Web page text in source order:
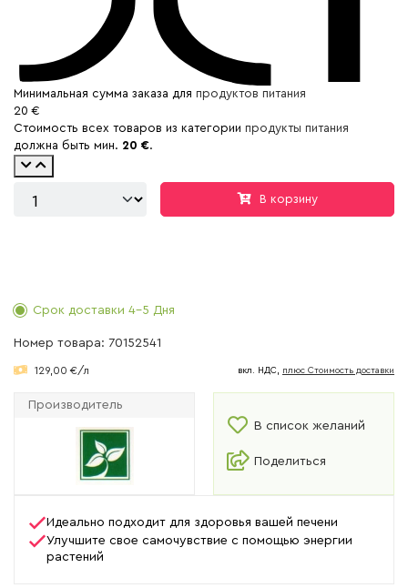
Минимальная сумма заказа для продуктов питания
20 €
Стоимость всех товаров из категории продукты питания
должна быть мин. 20 €.
В корзину
Срок доставки 4-5 Дня
Номер товара: 70152541
129,00 €/л вкл. НДС, плюс Cтоимость доставки
Производитель
В список желаний
Поделиться
Идеально подходит для здоровья вашей печени
Улучшите свое самочувствие с помощью энергии
растений